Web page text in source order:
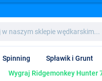
Spinning Spławik i Grunt
Wygraj Ridgemonkey Hunter